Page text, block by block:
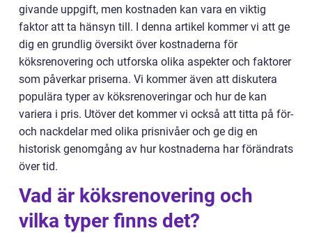
givande uppgift, men kostnaden kan vara en viktig
faktor att ta hänsyn till. I denna artikel kommer vi att ge
dig en grundlig översikt över kostnaderna för
köksrenovering och utforska olika aspekter och faktorer
som påverkar priserna. Vi kommer även att diskutera
populära typer av köksrenoveringar och hur de kan
variera i pris. Utöver det kommer vi också att titta på för-
och nackdelar med olika prisnivåer och ge dig en
historisk genomgång av hur kostnaderna har förändrats
över tid.
Vad är köksrenovering och
vilka typer finns det?